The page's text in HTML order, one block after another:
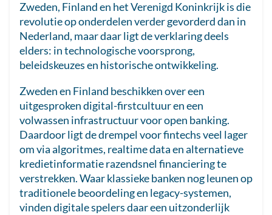
Zweden, Finland en het Verenigd Koninkrijk is die
revolutie op onderdelen verder gevorderd dan in
Nederland, maar daar ligt de verklaring deels
elders: in technologische voorsprong,
beleidskeuzes en historische ontwikkeling.
Zweden en Finland beschikken over een
uitgesproken digital-firstcultuur en een
volwassen infrastructuur voor open banking.
Daardoor ligt de drempel voor fintechs veel lager
om via algoritmes, realtime data en alternatieve
kredietinformatie razendsnel financiering te
verstrekken. Waar klassieke banken nog leunen op
traditionele beoordeling en legacy-systemen,
vinden digitale spelers daar een uitzonderlijk